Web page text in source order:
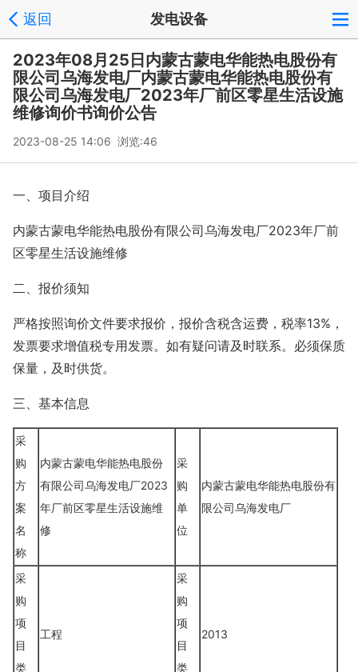
返回 发电设备
2023年08月25日内蒙古蒙电华能热电股份有
限公司乌海发电厂内蒙古蒙电华能热电股份有
限公司乌海发电厂2023年厂前区零星生活设施
维修询价书询价公告
2023-08-25 14:06 浏览:46
一、项目介绍
内蒙古蒙电华能热电股份有限公司乌海发电厂2023年厂前
区零星生活设施维修
二、报价须知
严格按照询价文件要求报价，报价含税含运费，税率13%，
发票要求增值税专用发票。如有疑问请及时联系。必须保质
保量，及时供货。
三、基本信息
采
购
方
案
名
称
内蒙古蒙电华能热电股份
有限公司乌海发电厂2023
年厂前区零星生活设施维
修
采
购
单
位
内蒙古蒙电华能热电股份有
限公司乌海发电厂
采
购
项
目
类
工程
采
购
项
目
类
2013
联系方式